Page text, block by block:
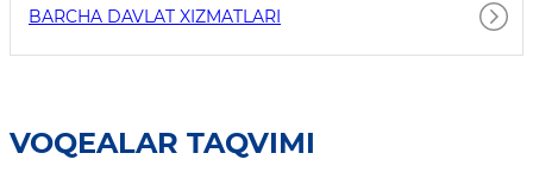
BARCHA DAVLAT XIZMATLARI
VOQEALAR TAQVIMI